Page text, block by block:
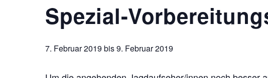
Spezial-
7. Februar 2019 bis9. Februar 2019